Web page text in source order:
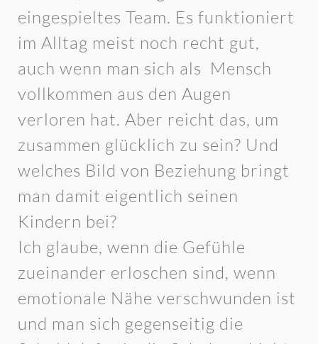
eingespieltes Team. Es funktioniert
im Alltag meist noch recht gut,
auch wenn man sich als Mensch
vollkommen aus den Augen
verloren hat. Aber reicht das, um
zusammen glücklich zu sein? Und
welches Bild von Beziehung bringt
man damit eigentlich seinen
Kindern bei?
Ich glaube, wenn die Gefühle
zueinander erloschen sind, wenn
emotionale Nähe verschwunden ist
und man sich gegenseitig die